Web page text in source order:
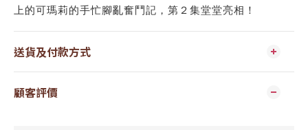
上的可瑪莉的手忙腳亂奮鬥記，第２集堂堂亮相！
送貨及付款方式
顧客評價